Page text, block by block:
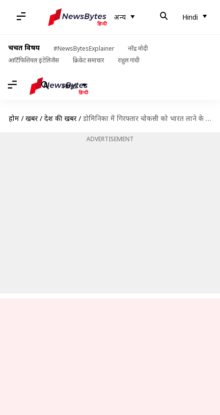
अन्य Hindi
चर्चित विषय #NewsBytesExplainer
नरेंद्र मोदी
आर्टिफिशियल इंटेलिजेंस
क्रिकेट समाचार राहुल गांधी
Hindi
होम / खबरें / देश की खबरें / डोमिनिका में गिरफ्तार चोकसी को भारत लाने के लिए करना होगा लंबा इंतजार
ADVERTISEMENT